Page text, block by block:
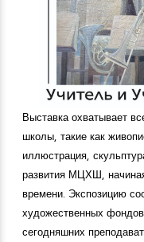
Выставка охватывает
школы, такие как
иллюстрация,
развития МЦХШ,
времени. Экспозицию
художественных
сегодняшних